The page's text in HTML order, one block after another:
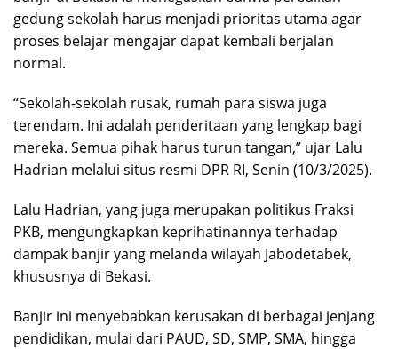
gedung sekolah harus menjadi prioritas utama agar
proses belajar mengajar dapat kembali berjalan
normal.
“Sekolah-sekolah rusak, rumah para siswa juga
terendam. Ini adalah penderitaan yang lengkap bagi
mereka. Semua pihak harus turun tangan,” ujar Lalu
Hadrian melalui situs resmi DPR RI, Senin (10/3/2025).
Lalu Hadrian, yang juga merupakan politikus Fraksi
PKB, mengungkapkan keprihatinannya terhadap
dampak banjir yang melanda wilayah Jabodetabek,
khususnya di Bekasi.
Banjir ini menyebabkan kerusakan di berbagai jenjang
pendidikan, mulai dari PAUD, SD, SMP, SMA, hingga